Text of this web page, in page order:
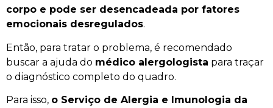
corpo e pode ser desencadeada por fatores
emocionais desregulados.
Então, para tratar o problema, é recomendado
buscar a ajuda do médico alergologista para traçar
o diagnóstico completo do quadro.
Para isso, o Serviço de Alergia e Imunologia da